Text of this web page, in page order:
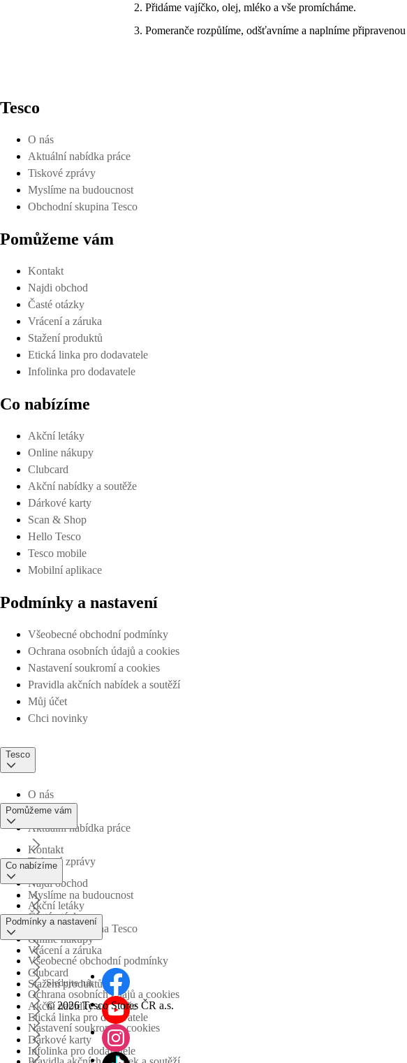
Přidáme vajíčko, olej, mléko a vše promícháme.
Pomeranče rozpůlíme, odšťavníme a naplníme
Tesco
O nás
Aktuální nabídka práce
Tiskové zprávy
Myslíme na budoucnost
Obchodní skupina Tesco
Pomůžeme vám
Kontakt
Najdi obchod
Časté otázky
Vrácení a záruka
Stažení produktů
Etická linka pro dodavatele
Infolinka pro dodavatele
Co nabízíme
Akční letáky
Online nákupy
Clubcard
Akční nabídky a soutěže
Dárkové karty
Scan & Shop
Hello Tesco
Tesco mobile
Mobilní aplikace
Podmínky a nastavení
Všeobecné obchodní podmínky
Ochrana osobních údajů a cookies
Nastavení soukromí a cookies
Pravidla akčních nabídek a soutěží
Můj účet
Chci novinky
Tesco
O nás
Aktuální nabídka práce
Tiskové zprávy
Myslíme na budoucnost
Obchodní skupina Tesco
Pomůžeme vám
Kontakt
Najdi obchod
Časté otázky
Vrácení a záruka
Stažení produktů
Etická linka pro dodavatele
Infolinka pro dodavatele
Co nabízíme
Akční letáky
Online nákupy
Clubcard
Akční nabídky a soutěže
Dárkové karty
Podmínky a nastavení
Všeobecné obchodní podmínky
Ochrana osobních údajů a cookies
Nastavení soukromí a cookies
Sledujte nás
© 2026 Tesco Stores ČR a.s.